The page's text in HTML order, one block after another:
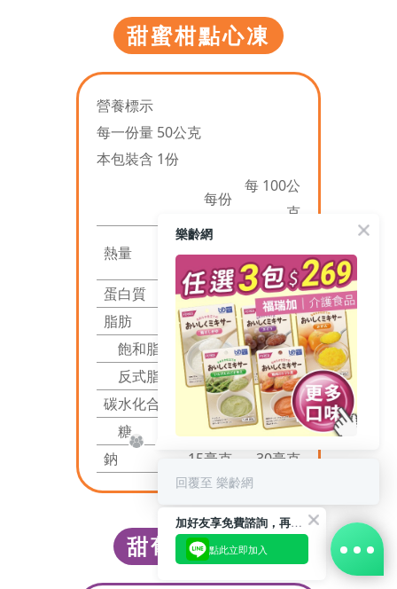
甜蜜柑點心凍
營養標示
每一份量 50公克
本包裝含 1份
每份
每 100公
克
熱量
32.8大
卡
65.6大卡
蛋白質 0克
0克
脂肪
0克
0克
飽和脂肪
0公克
0公克
反式脂肪
0公克
0公克
碳水化合物
8.2公克
16.4公克
糖
9.2公克
18.4公克
鈉
15毫克 30毫克
甜葡萄點心凍
立即購買
樂齡網
回覆至 樂齡網
加好友享免費諮詢，再領50元現金折扣碼！
點此立即加入